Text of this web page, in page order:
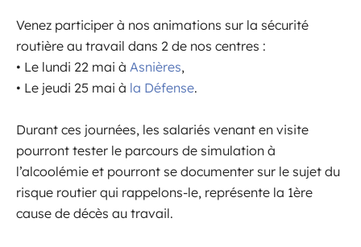
Venez participer à nos animations sur la sécurité
routière au travail dans 2 de nos centres :
• Le lundi 22 mai à Asnières,
• Le jeudi 25 mai à la Défense.
Durant ces journées, les salariés venant en visite
pourront tester le parcours de simulation à
l’alcoolémie et pourront se documenter sur le sujet du
risque routier qui rappelons-le, représente la 1ère
cause de décès au travail.